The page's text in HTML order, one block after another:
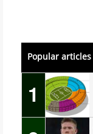
Popular articles
1